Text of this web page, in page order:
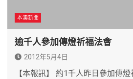
本澳新聞
逾千人參加傳燈祈福法會
2012年5月4日
【本報訊】 約1千人昨日參加傳